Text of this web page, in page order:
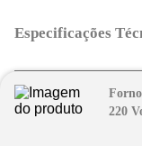
Especificações
220